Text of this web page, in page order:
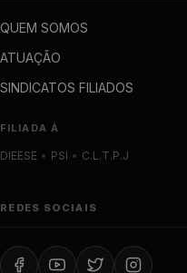
QUEM SOMOS
ATUAÇÃO
SINDICATOS FILIADOS
FILIADA À
DIEESE • PSI • C.L.T.P.J
REDES SOCIAIS